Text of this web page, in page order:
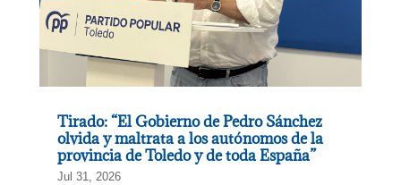
Tirado: “El Gobierno de Pedro Sánchez
olvida y maltrata a los autónomos de la
provincia de Toledo y de toda España”
Jul 31, 2026